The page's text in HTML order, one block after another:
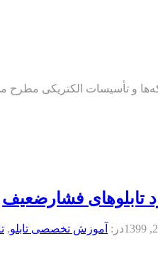
و تأسیسات الکتريکی
فشارضعیف
در: آموزش تخصصی تابلو,